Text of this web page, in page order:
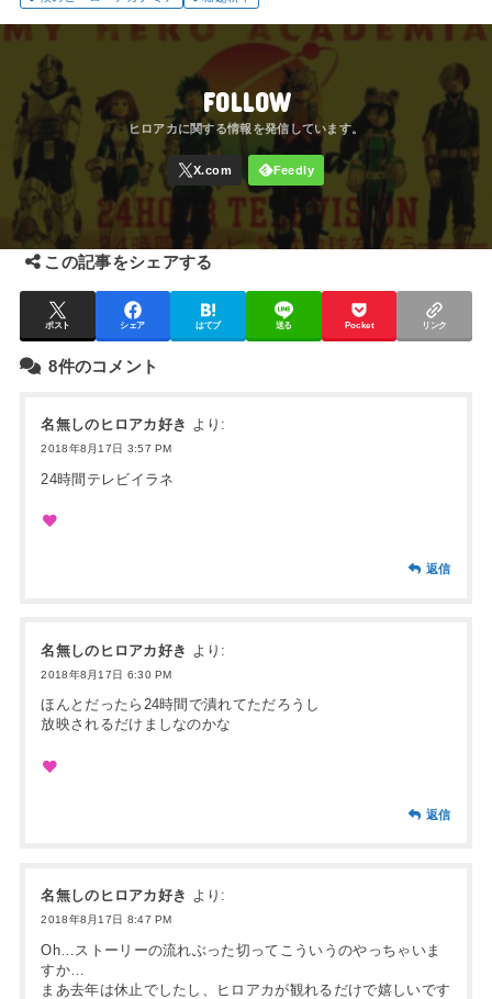
FOLLOW
この記事をシェアする
ポスト シェア はてブ 送る Pocket リンク
8件のコメント
名無しのヒロアカ好き より:
2018年8月17日 3:57 PM
24時間テレビイラネ
返信
名無しのヒロアカ好き より:
2018年8月17日 6:30 PM
ほんとだったら24時間で潰れてただろうし
放映されるだけましなのかな
返信
名無しのヒロアカ好き より:
2018年8月17日 8:47 PM
Oh…ストーリーの流れぶった切ってこういうのやっちゃいま
すか…
まあ去年は休止でしたし、ヒロアカが観れるだけで嬉しいです